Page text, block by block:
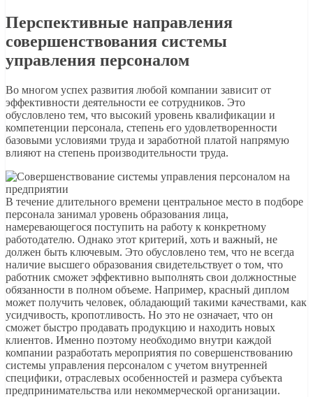
Перспективные направления
совершенствования системы
управления персоналом
Во многом успех развития любой компании зависит от
эффективности деятельности ее сотрудников. Это
обусловлено тем, что высокий уровень квалификации и
компетенции персонала, степень его удовлетворенности
базовыми условиями труда и заработной платой напрямую
влияют на степень производительности труда.
В течение длительного времени центральное место в подборе
персонала занимал уровень образования лица,
намеревающегося поступить на работу к конкретному
работодателю. Однако этот критерий, хоть и важный, не
должен быть ключевым. Это обусловлено тем, что не всегда
наличие высшего образования свидетельствует о том, что
работник сможет эффективно выполнять свои должностные
обязанности в полном объеме. Например, красный диплом
может получить человек, обладающий такими качествами, как
усидчивость, кропотливость. Но это не означает, что он
сможет быстро продавать продукцию и находить новых
клиентов. Именно поэтому необходимо внутри каждой
компании разработать мероприятия по совершенствованию
системы управления персоналом с учетом внутренней
специфики, отраслевых особенностей и размера субъекта
предпринимательства или некоммерческой организации.